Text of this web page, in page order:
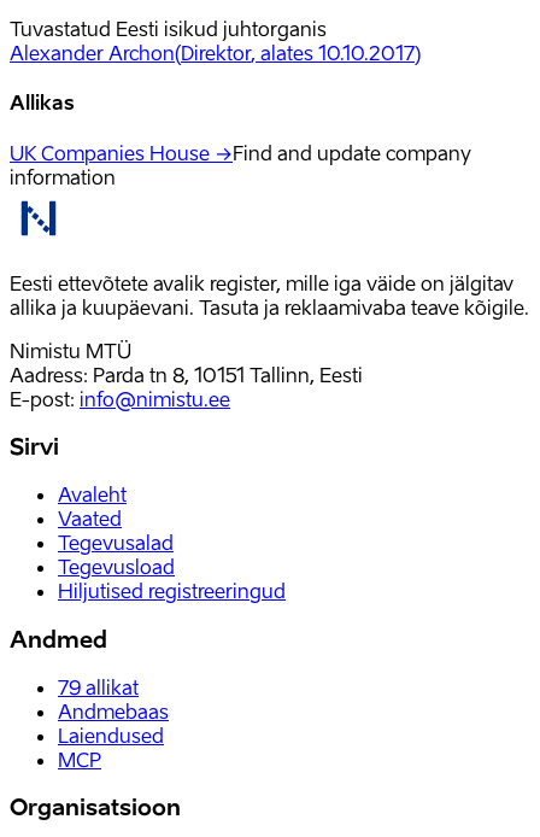
Tuvastatud Eesti isikud juhtorganis
Alexander Archon(Direktor, alates 10.10.2017)
Allikas
UK Companies House →Find and update company
information
Eesti ettevõtete avalik register, mille iga väide on jälgitav
allika ja kuupäevani. Tasuta ja reklaamivaba teave kõigile.
Nimistu MTÜ
Aadress: Parda tn 8, 10151 Tallinn, Eesti
E-post: info@nimistu.ee
Sirvi
Avaleht
Vaated
Tegevusalad
Tegevusload
Hiljutised registreeringud
Andmed
79 allikat
Andmebaas
Laiendused
MCP
Organisatsioon